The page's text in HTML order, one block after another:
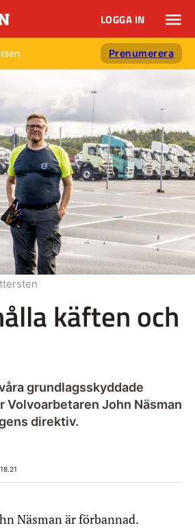
LOGGA IN
Prenumerera
käften och
grundlagsskyddade
Volvoarbetaren John Näsman
direktiv.
Näsman är förbannad.